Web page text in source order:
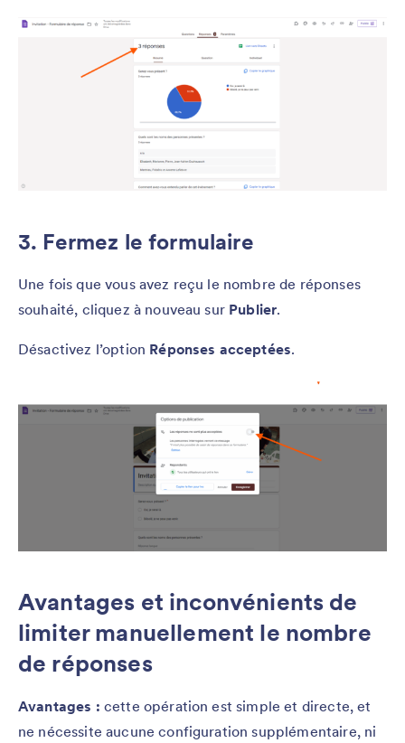
3. Fermez le formulaire
Une fois que vous avez reçu le nombre de réponses
souhaité, cliquez à nouveau sur Publier.
Désactivez l’option Réponses acceptées.
Avantages et inconvénients de
limiter manuellement le nombre
de réponses
Avantages : cette opération est simple et directe, et
ne nécessite aucune configuration supplémentaire, ni